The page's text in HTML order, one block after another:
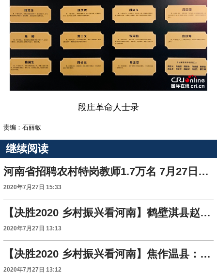
段庄革命人士录
责编：石丽敏
继续阅读
河南省招聘农村特岗教师1.7万名 7月27日启动网上报名
2020年7月27日 15:33
【决胜2020 乡村振兴看河南】鹤壁淇县赵庄村：自主创新引领乡村蝶变
2020年7月27日 13:13
【决胜2020 乡村振兴看河南】焦作温县：党建引领新发展 文旅融合促增收
2020年7月27日 13:12